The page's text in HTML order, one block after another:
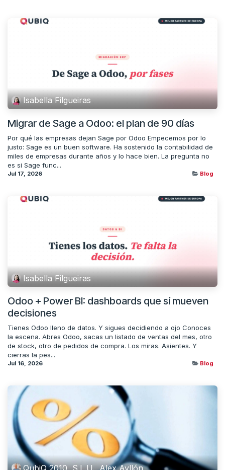
Isabella Filgueiras
Migrar de Sage a Odoo: el plan de 90 días
Por qué las empresas dejan Sage por Odoo Empecemos por lo
justo: Sage es un buen software. Ha sostenido la contabilidad de
miles de empresas durante años y lo hace bien. La pregunta no
es si Sage func...
Jul 17, 2026 Blog
Isabella Filgueiras
Odoo + Power BI: dashboards que sí mueven
decisiones
Tienes Odoo lleno de datos. Y sigues decidiendo a ojo Conoces
la escena. Abres Odoo, sacas un listado de ventas del mes, otro
de stock, otro de pedidos de compra. Los miras. Asientes. Y
cierras la pes...
Jul 16, 2026 Blog
QubiQ 2010, S.L.U., Alex Ayllón